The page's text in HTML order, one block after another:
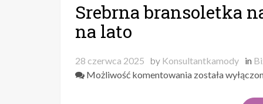
Srebrna bransoletka
na lato
28 czerwca 2025 by Konsultantkamody in
Możliwość komentowania Srebrna
została